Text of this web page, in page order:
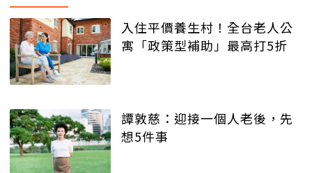
入住平價養生村！全台老人公
寓「政策型補助」最高打5折
譚敦慈：迎接一個人老後，先
想5件事